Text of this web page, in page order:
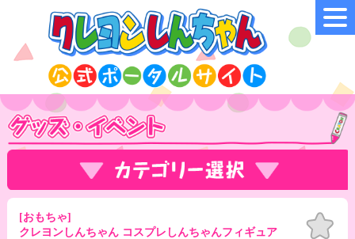
[おもちゃ]
クレヨンしんちゃん コスプレしんちゃんフィギュア
お気
に入